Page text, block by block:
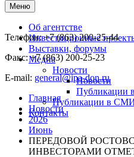
Меню
Об агентстве
Инвестиционные
Выставки, форумы
Медиа
Новости
Новости
Публикации
Публикации в
Контакты
Телефон: +7 (863) 200-25-44
Факс: +7 (863) 200-25-23
E-mail: general@ipa-don.ru
Главная
Новости
2026
Июнь
ПЕРЕДОВОЙ
ИНВЕСТОРАМИ